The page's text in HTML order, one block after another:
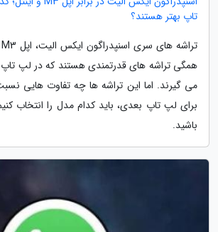
تاپ بهتر هستند؟
همگی تراشه های قدرتمندی هستند که در لپ تاپ
می گیرند. اما این تراشه ها چه تفاوت هایی
برای لپ تاپ بعدی، باید کدام مدل را انتخاب
باشید.